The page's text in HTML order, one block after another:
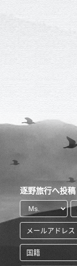
逐野旅行へ投稿